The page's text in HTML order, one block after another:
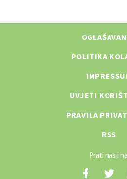
POLITIKA
UVJETI
PRAVILA
RSS
Prati nas i